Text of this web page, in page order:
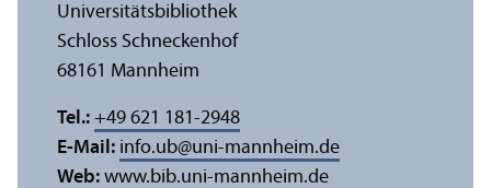
Universitäts­bibliothek
Schloss Schneckenhof
68161 Mannheim
Tel.: +49 621 181-2948
E-Mail: info.ub@uni-mannheim.de
Web: www.bib.uni-mannheim.de